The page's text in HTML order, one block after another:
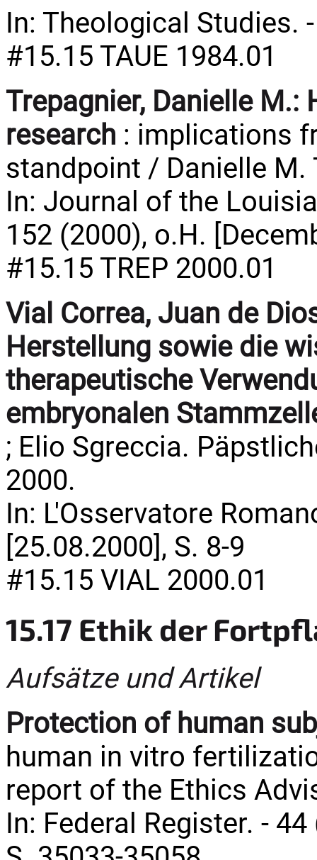
In: Theological Studies.
#15.15 TAUE 1984.01
Trepagnier, Danielle M.:
research : implications
standpoint / Danielle M.
In: Journal of the
152 (2000), o.H.
#15.15 TREP 2000.01
Vial Correa, Juan de
Herstellung sowie die
therapeutische
embryonalen
; Elio Sgreccia.
2000.
In: L'Osservatore
[25.08.2000], S. 8-9
#15.15 VIAL 2000.01
15.17 Ethik der
Aufsätze und Artikel
Protection of human
human in vitro
report of the Ethics
In: Federal Register. -